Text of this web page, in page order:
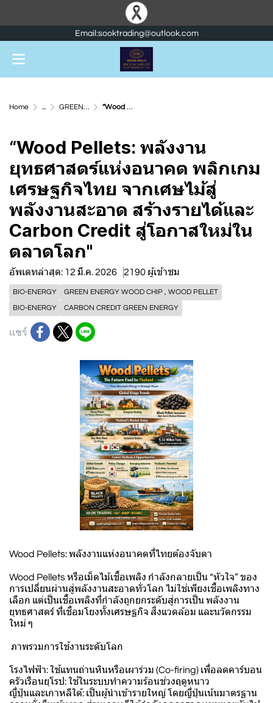
Email:sooktrading@outlook.com
Home ... GREEN ENERGY WOOD CHIP , WOOD PELLET “Wood Pellets: พลังงานยุทธศาสตร์แห่งอนาคต พลิกเกมเศรษฐกิจไทย จากเศษไม้สู่พลังงานสะอาด สร้างรายได้และ Carbon Credit สู่โอกาสใหม่ในตลาดโลก"
“Wood Pellets: พลังงาน
ยุทธศาสตร์แห่งอนาคต พลิกเกม
เศรษฐกิจไทย จากเศษไม้สู่
พลังงานสะอาด สร้างรายได้และ
Carbon Credit สู่โอกาสใหม่ใน
ตลาดโลก"
อัพเดทล่าสุด: 12 มี.ค. 2026 2190 ผู้เข้าชม
BIO-ENERGY
GREEN ENERGY WOOD CHIP , WOOD PELLET
BIO-ENERGY
CARBON CREDIT GREEN ENERGY
แชร์
Wood Pellets: พลังงานแห่งอนาคตที่ไทยต้องจับตา
Wood Pellets หรือเม็ดไม้เชื้อเพลิง กำลังกลายเป็น “หัวใจ” ของ
การเปลี่ยนผ่านสู่พลังงานสะอาดทั่วโลก ไม่ใช่เพียงเชื้อเพลิงทาง
เลือก แต่เป็นเชื้อเพลิงที่กำลังถูกยกระดับสู่การเป็น พลังงาน
ยุทธศาสตร์ ที่เชื่อมโยงทั้งเศรษฐกิจ สิ่งแวดล้อม และนวัตกรรม
ใหม่ ๆ
ภาพรวมการใช้งานระดับโลก
โรงไฟฟ้า: ใช้แทนถ่านหินหรือเผาร่วม (Co-firing) เพื่อลดคาร์บอน
ครัวเรือนยุโรป: ใช้ในระบบทำความร้อนช่วงฤดูหนาว
ญี่ปุ่นและเกาหลีใต้: เป็นผู้นำเข้ารายใหญ่ โดยญี่ปุ่นเน้นมาตรฐาน